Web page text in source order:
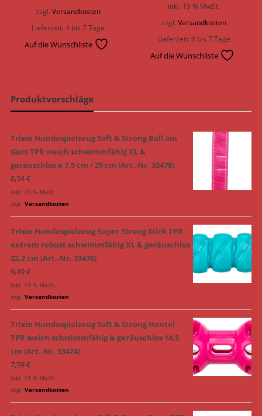
zzgl.Versandkosten
Lieferzeit:4 bis 7 Tage
Auf die Wunschliste
inkl. 19 % MwSt.
zzgl. Versandkosten
Lieferzeit:4 bis 7 Tage
Auf die Wunschliste
Produktvorschläge
Trixie Hundespielzeug Soft & Strong Ball am
Gurt TPR weich schwimmfähig XL &
geräuschlos ø 7,5 cm / 29 cm (Art.-Nr. 33478)
8,54€
inkl. 19 % MwSt.
zzgl. Versandkosten
Trixie Hundespielzeug Super Strong Stick TPR
extrem robust schwimmfähig XL & geräuschlos
22,2 cm (Art.-Nr. 33470)
9,49€
inkl. 19 % MwSt.
zzgl. Versandkosten
Trixie Hundespielzeug Soft & Strong Hantel
TPR weich schwimmfähig & geräuschlos 14,5
cm (Art.-Nr. 33474)
7,59€
inkl. 19 % MwSt.
zzgl. Versandkosten